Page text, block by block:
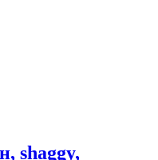
shaggy,